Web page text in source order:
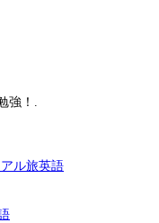
強！.
ル旅英語